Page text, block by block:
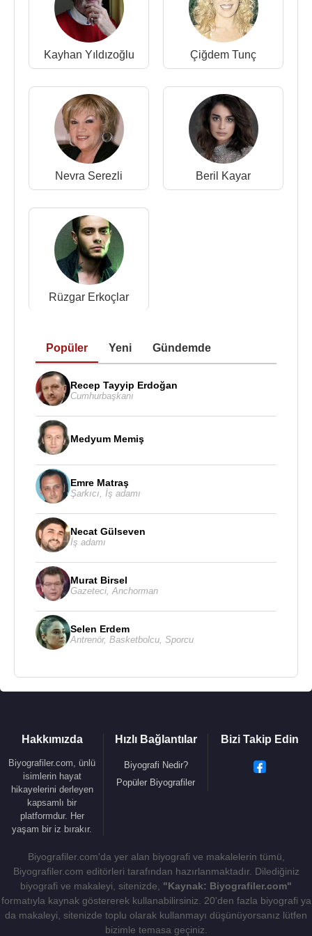
1999 - Demir Leblebi (TV Filmi)
1999 - Aşkın Dağlarda Gezer (TV Dizisi)
1999 - Ah Bir Zengin Olsam (TV Dizisi)
1998 - İkinci Bahar (TV Dizisi)
1997 - Baba Evi (TV Dizisi)
1993 - Süper Baba (TV Dizisi)
Kaynak:Biyografiler.com
Kayhan Yıldızoğlu Çiğdem Tunç
Nevra Serezli Beril Kayar
Rüzgar Erkoçlar
Popüler Yeni Gündemde
Recep Tayyip Erdoğan
Cumhurbaşkanı
Medyum Memiş
Emre Matraş
Şarkıcı İş adamı
Necat Gülseven
İş adamı
Murat Birsel
Gazeteci Anchorman
Selen Erdem
Antrenör, Basketbolcu Sporcu
Hakkımızda
Biyografiler.com, ünlü
isimlerin hayat
hikayelerini derleyen
kapsamlı bir
platformdur. Her
yaşam bir iz bırakır.
Hızlı Bağlantılar
Biyografi Nedir?
Popüler Biyografiler
Bizi Takip Edin
Biyografiler.com'da yer alan biyografi ve makalelerin tümü,
Biyografiler.com editörleri tarafından hazırlanmaktadır. Dilediğiniz
biyografi ve makaleyi, sitenizde, "Kaynak: Biyografiler.com"
formatıyla kaynak göstererek kullanabilirsiniz. 20'den fazla biyografi ya
da makaleyi, sitenizde toplu olarak kullanmayı düşünüyorsanız lütfen
bizimle temasa geçiniz.